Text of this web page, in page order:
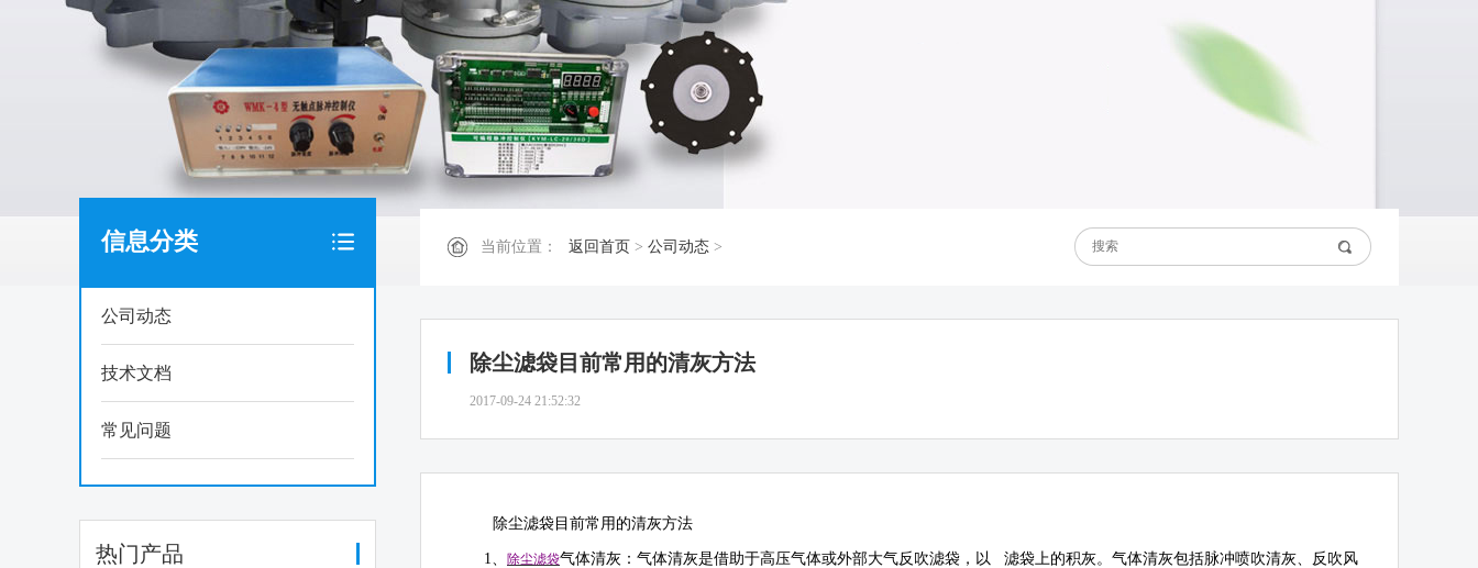
信息分类
公司动态
技术文档
常见问题
热门产品
当前位置： 返回首页 > 公司动态 >
除尘滤袋目前常用的清灰方法
2017-09-24 21:52:32
除尘滤袋目前常用的清灰方法
1、 除尘滤袋气体清灰：气体清灰是借助于高压气体或外部大气反吹滤袋，以 滤袋上的积灰。气体清灰包括脉冲喷吹清灰、反吹风